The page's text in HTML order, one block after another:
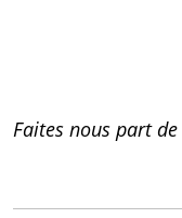
Faites nous part